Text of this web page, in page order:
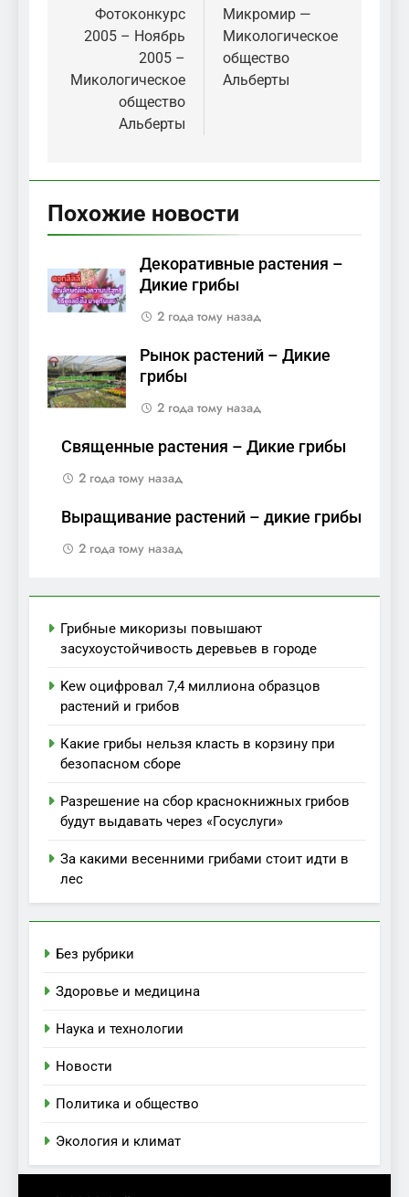
записям
Фотоконкурс
2005 – Ноябрь
2005 –
Микологическое
общество
Альберты
Микромир —
Микологическое
общество
Альберты
Похожие новости
Декоративные растения –
Дикие грибы
2 года тому назад
Рынок растений – Дикие
грибы
2 года тому назад
Священные растения – Дикие грибы
2 года тому назад
Выращивание растений – дикие грибы
2 года тому назад
Грибные микоризы повышают
засухоустойчивость деревьев в городе
Kew оцифровал 7,4 миллиона образцов
растений и грибов
Какие грибы нельзя класть в корзину при
безопасном сборе
Разрешение на сбор краснокнижных грибов
будут выдавать через «Госуслуги»
За какими весенними грибами стоит идти в
лес
Без рубрики
Здоровье и медицина
Наука и технологии
Новости
Политика и общество
Экология и климат